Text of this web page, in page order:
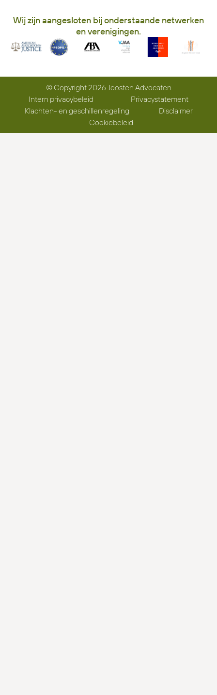
Wij zijn aangesloten bij onderstaande netwerken
en verenigingen.
© Copyright 2026 Joosten Advocaten
Intern privacybeleid
Privacystatement
Klachten- en geschillenregeling
Disclaimer
Cookiebeleid